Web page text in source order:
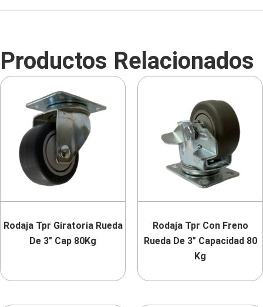
Productos Relacionados
Rodaja Tpr Giratoria Rueda
De 3″ Cap 80Kg
Rodaja Tpr Con Freno
Rueda De 3″ Capacidad 80
Kg